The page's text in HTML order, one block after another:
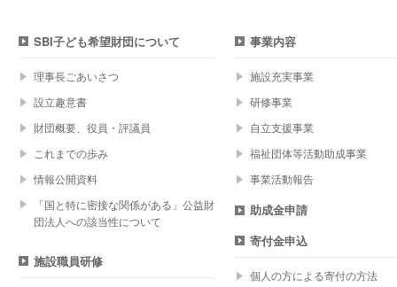
SBI子ども希望財団について
理事長ごあいさつ
設立趣意書
財団概要、役員・評議員
これまでの歩み
情報公開資料
「国と特に密接な関係がある」公益財
団法人への該当性について
施設職員研修
事業内容
施設充実事業
研修事業
自立支援事業
福祉団体等活動助成事業
事業活動報告
助成金申請
寄付金申込
個人の方による寄付の方法